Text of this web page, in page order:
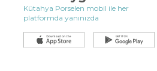
Kütahya Porselen mobil ile her
platformda yanınızda